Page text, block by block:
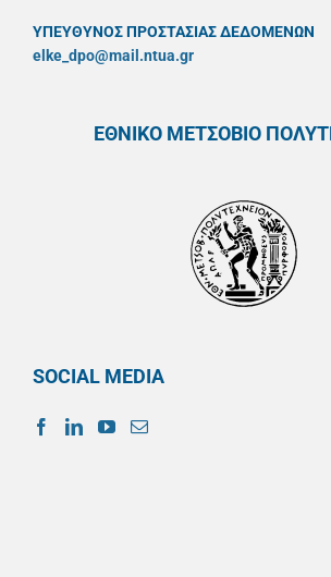
ΥΠΕΥΘYΝΟΣ ΠΡΟΣΤΑΣΙΑΣ ΔΕΔΟΜΕΝΩΝ
elke_dpo@mail.ntua.gr
ΕΘΝΙΚΟ ΜΕΤΣΟΒΙΟ
SOCIAL MEDIA